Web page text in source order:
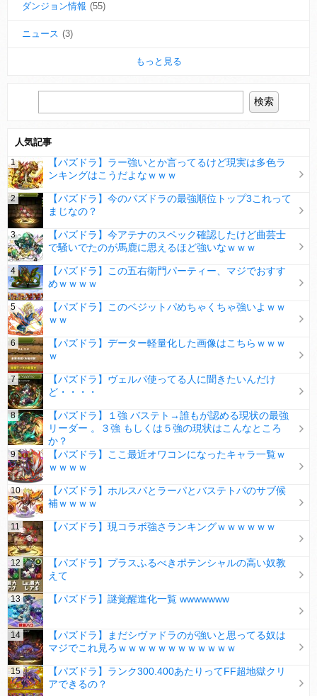
ダンジョン情報 (55)
ニュース (3)
もっと見る
人気記事
【パズドラ】ラー強いとか言ってるけど現実は多色ラ
ンキングはこうだよなｗｗｗ
【パズドラ】今のパズドラの最強順位トップ3これって
まじなの？
【パズドラ】今アテナのスペック確認したけど曲芸士
で騒いでたのが馬鹿に思えるほど強いなｗｗｗ
【パズドラ】この五右衛門パーティー、マジでおすす
めｗｗｗｗ
【パズドラ】このベジットパめちゃくちゃ強いよｗｗ
ｗｗ
【パズドラ】データー軽量化した画像はこちらｗｗｗ
ｗ
【パズドラ】ヴェルパ使ってる人に聞きたいんだけ
ど・・・・
【パズドラ】１強 バステト→誰もが認める現状の最強
リーダー 。３強 もしくは５強の現状はこんなところ
か？
【パズドラ】ここ最近オワコンになったキャラ一覧ｗ
ｗｗｗｗ
【パズドラ】ホルスパとラーパとバステトパのサブ候
補ｗｗｗｗ
【パズドラ】現コラボ強さランキングｗｗｗｗｗｗ
【パズドラ】プラスふるべきポテンシャルの高い奴教
えて
【パズドラ】謎覚醒進化一覧 wwwwwww
【パズドラ】まだシヴァドラのが強いと思ってる奴は
マジでこれ見ろｗｗｗｗｗｗｗｗｗｗｗｗ
【パズドラ】ランク300.400あたりってFF超地獄クリ
アできるの？